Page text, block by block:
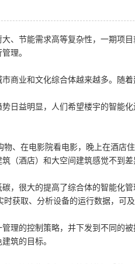
、节能需求高等复杂性，一期项
理。
商业和文化综合体越来越多。随
日益明显，人们希望楼宇的智能
、在电影院看电影，晚上在酒店
（酒店）和大空间建筑感觉不到差
，很大的提高了综合体的智能化
获取、分析设备的运行数据，可
理的控制策略，并下发到不同的
筑的目标。